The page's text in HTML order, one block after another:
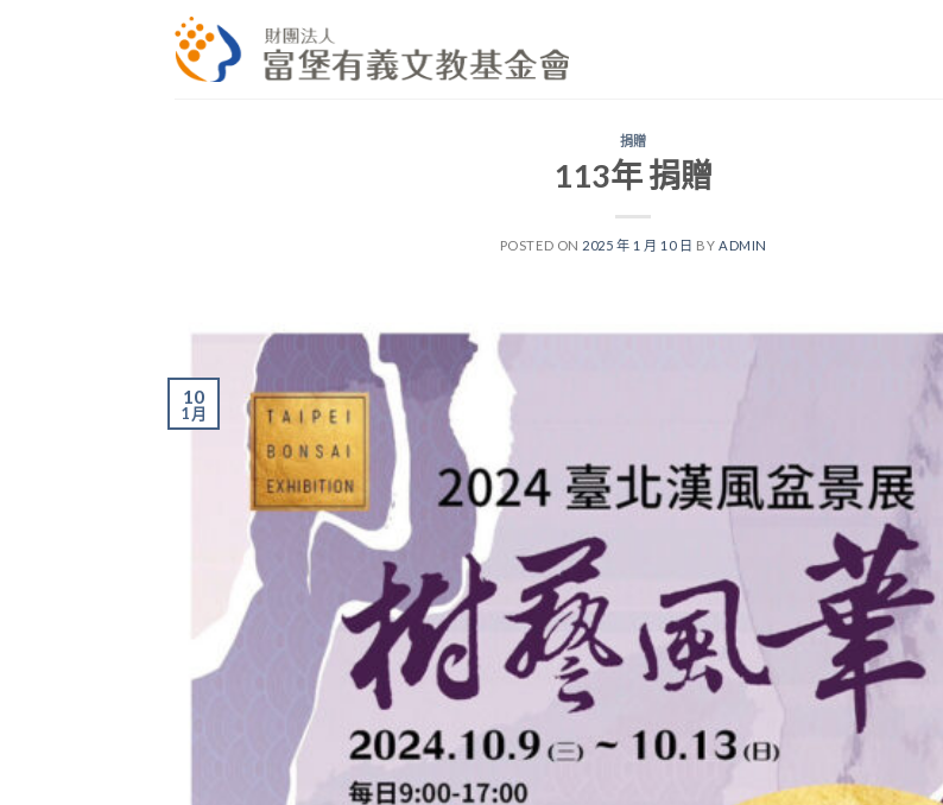
捐贈
113年 捐贈
POSTED ON 2025 年 1 月 10 日 BY ADMIN
10
1 月